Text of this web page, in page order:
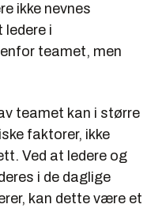
ikke nevnes
i
teamet, men
teamet kan i større
faktorer, ikke
Ved at ledere og
i de daglige
kan dette være et